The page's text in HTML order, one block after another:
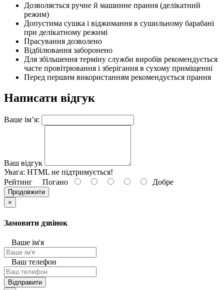
Дозволяється ручне й машинне прання (делікатний
режим)
Допустима сушка і віджимання в сушильному барабані
при делікатному режимі
Прасування дозволено
Відбілювання заборонено
Для збільшення терміну служби виробів рекомендується
часте провітрювання і зберігання в сухому приміщенні
Перед першим використанням рекомендується прання
Написати відгук
Ваше ім’я:
Ваш відгук
Увага: HTML не підтримується!
Рейтинг Погано Добре
Продовжити
×
Замовити дзвінок
Ваше ім'я
Ваш телефон
Відправити